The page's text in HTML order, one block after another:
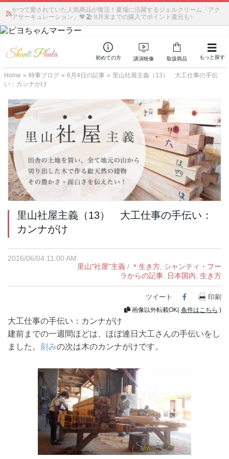
かつて愛されていた人気商品が復活！夏場に活躍するジェルクリーム「アク
アサーキュレーション」💖🏖️ 8月末までの購入でポイント還元も✨
初めての方 講演映像 取扱商品 もっと探す
Home » 時事ブログ » 6月4日の記事 » 里山社屋主義（13） 大工仕事の手伝
い：カンナがけ
里山社屋主義（13） 大工仕事の手伝い：
カンナがけ
2016/06/04 11:00 AM
里山"社屋"主義 / ＊生き方, シャンティ・フー
ラからの記事, 日本国内, 生き方
ツイート Facebook
印刷
画像以外転載OK( 条件はこちら )
大工仕事の手伝い：カンナがけ
建前までの一週間ほどは、ほぼ連日大工さんの手伝いをし
ました。 刻みの次は木のカンナがけです。